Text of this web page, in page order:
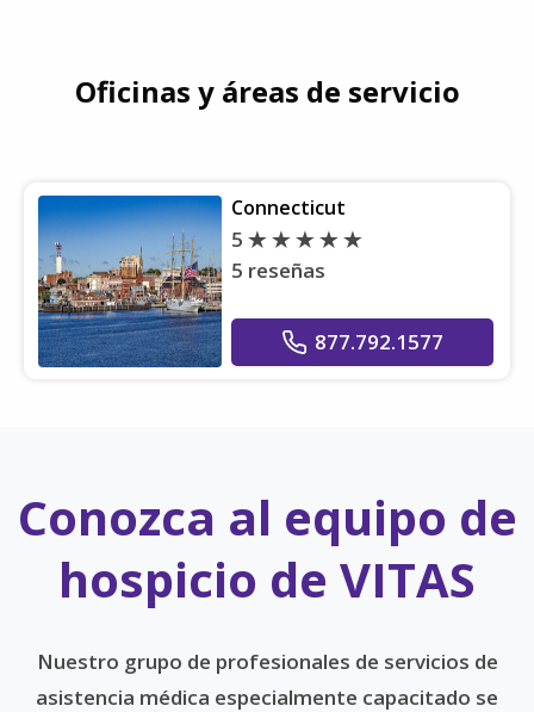
Oficinas y áreas de servicio
Connecticut
5
5 reseñas
877.792.1577
Conozca al equipo de
hospicio de VITAS
Nuestro grupo de profesionales de servicios de
asistencia médica especialmente capacitado se